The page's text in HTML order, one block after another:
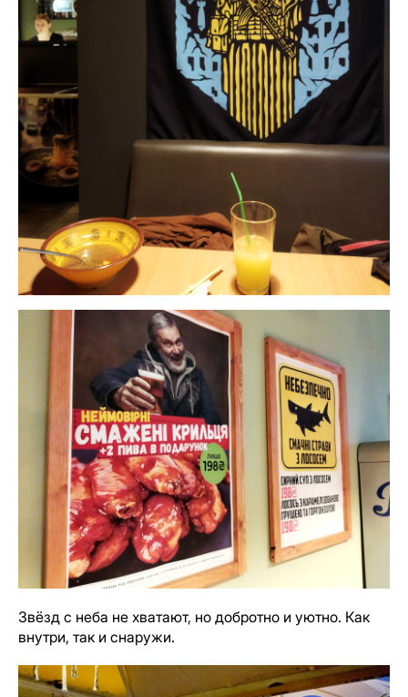
Звёзд с неба не хватают, но добротно и уютно. Как
внутри, так и снаружи.